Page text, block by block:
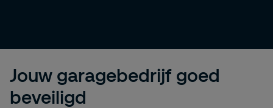
Jouw garagebedrijf goed
beveiligd